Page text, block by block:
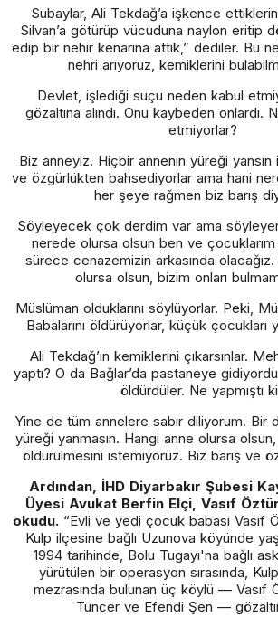
Subaylar, Ali Tekdağ’a işkence
Silvan’a götürüp vücuduna naylon eritip
edip bir nehir kenarına attık,” dediler. Bu
nehri arıyoruz, kemiklerini
Devlet, işlediği suçu neden kabul
gözaltına alındı. Onu kaybeden onlardı.
etmiyorlar?
Biz anneyiz. Hiçbir annenin yüreği yansın
ve özgürlükten bahsediyorlar ama hani
her şeye rağmen biz barış
Söyleyecek çok derdim var ama
nerede olursa olsun ben ve
sürece cenazemizin arkasında
olursa olsun, bizim onları
Müslüman olduklarını söylüyorlar. Peki,
Babalarını öldürüyorlar, küçük çocukları
Ali Tekdağ’ın kemiklerini çıkarsınlar.
yaptı? O da Bağlar’da pastaneye
öldürdüler. Ne yapmıştı
Yine de tüm annelere sabır diliyorum. Bir
yüreği yanmasın. Hangi anne olursa olsun,
öldürülmesini istemiyoruz. Biz barış ve
Ardından, İHD Diyarbakır Şubesi
Üyesi Avukat Berfin Elçi, Vasıf
okudu. “Evli ve yedi çocuk babası Vasıf
Kulp ilçesine bağlı Uzunova köyünde
1994 tarihinde, Bolu Tugayı'na bağlı
yürütülen bir operasyon sırasında,
mezrasında bulunan üç köylü — Vasıf
Tuncer ve Efendi Şen —